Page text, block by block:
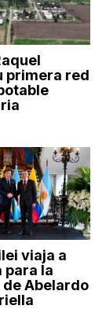
primera red
viaja a
para la
Abelardo